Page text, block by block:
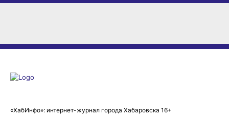
«ХабИнфо»: интернет-журнал города Хабаровска 16+